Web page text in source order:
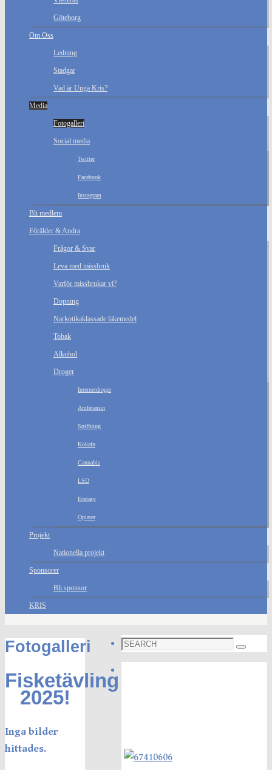
Göteborg
Om Oss
Ledning
Stadgar
Vad är Unga Kris?
Media
Fotogalleri
Social media
Twitter
Facebook
Instagram
Bli medlem
Förälder & Andra
Frågor & Svar
Leva med missbruk
Varför missbrukar vi?
Dopning
Narkotikaklassade läkemedel
Tobak
Alkohol
Droger
Internetdroger
Amfetamin
Sniffning
Kokain
Cannabis
LSD
Ecstasy
Opiater
Projekt
Nationella projekt
Sponsorer
Bli sponsor
KRIS
Fotogalleri
Fisketävling
2025!
Inga bilder
hittades.
Search
for:
Search